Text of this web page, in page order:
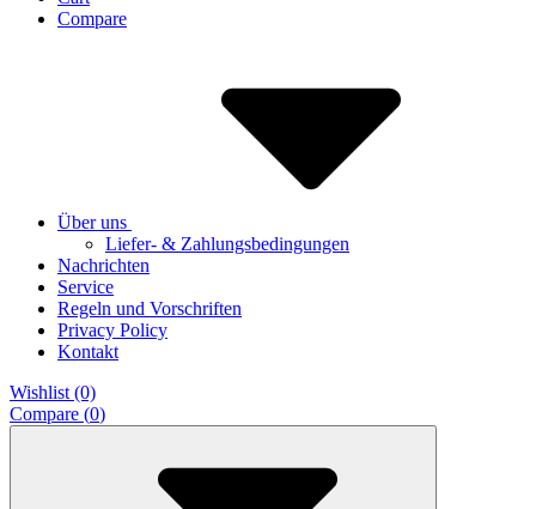
Compare
Über uns
Liefer- & Zahlungsbedingungen
Nachrichten
Service
Regeln und Vorschriften
Privacy Policy
Kontakt
Wishlist (0)
Compare (0)